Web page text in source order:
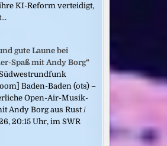
KI-Reform verteidigt,
gute Laune bei
Spaß mit Andy Borg“
Baden-Baden (ots) –
Open-Air-Musik-
Andy Borg aus Rust /
20:15 Uhr, im SWR